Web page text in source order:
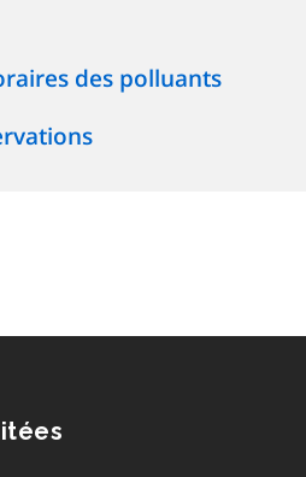
des polluants